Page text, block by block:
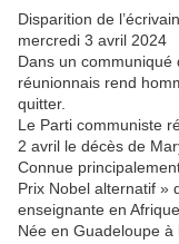
Disparition de
mercredi 3 avril 2024
Dans un
réunionnais rend
quitter.
Le Parti communiste
2 avril le décès de
Connue
Prix Nobel alternatif »
enseignante en
Née en Guadeloupe à